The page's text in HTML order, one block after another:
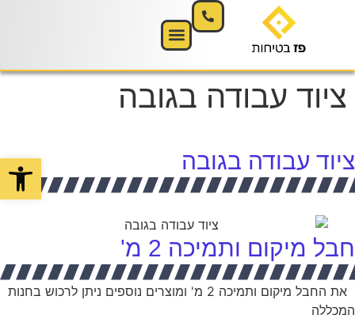
פתח
ציוד עבודה בגובה
ציוד עבודה בגובה
חבל מיקום ותמיכה 2 מ'
את החבל מיקום ותמיכה 2 מ' ומוצרים נוספים ניתן לרכוש בחנות
המכללה